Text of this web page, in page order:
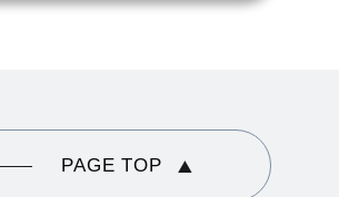
PAGE TOP